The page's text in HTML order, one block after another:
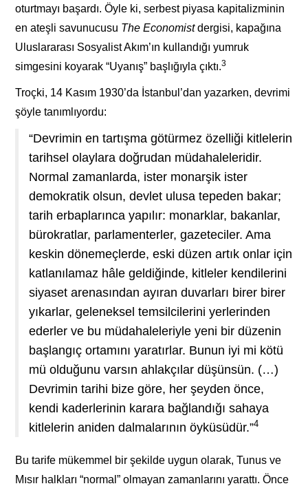
oturtmayı başardı. Öyle ki, serbest piyasa kapitalizminin
en ateşli savunucusu The Economistdergisi, kapağına
Uluslararası Sosyalist Akım’ın kullandığı yumruk
simgesini koyarak “Uyanış” başlığıyla çıktı.3
Troçki, 14 Kasım 1930’da İstanbul’dan yazarken, devrimi
şöyle tanımlıyordu:
“Devrimin en tartışma götürmez özelliği kitlelerin
tarihsel olaylara doğrudan müdahaleleridir.
Normal zamanlarda, ister monarşik ister
demokratik olsun, devlet ulusa tepeden bakar;
tarih erbaplarınca yapılır: monarklar, bakanlar,
bürokratlar, parlamenterler, gazeteciler. Ama
keskin dönemeçlerde, eski düzen artık onlar için
katlanılamaz hâle geldiğinde, kitleler kendilerini
siyaset arenasından ayıran duvarları birer birer
yıkarlar, geleneksel temsilcilerini yerlerinden
ederler ve bu müdahaleleriyle yeni bir düzenin
başlangıç ortamını yaratırlar. Bunun iyi mi kötü
mü olduğunu varsın ahlakçılar düşünsün. (…)
Devrimin tarihi bize göre, her şeyden önce,
kendi kaderlerinin karara bağlandığı sahaya
kitlelerin aniden dalmalarının öyküsüdür.”4
Bu tarife mükemmel bir şekilde uygun olarak, Tunus ve
Mısır halkları “normal” olmayan zamanlarını yarattı. Önce